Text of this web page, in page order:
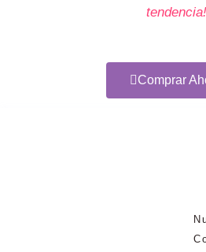
tendencia!
Comprar